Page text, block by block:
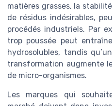
matières grasses, la
de résidus indésirables,
procédés industriels. Par
trop poussée peut
hydrosolubles, tandis
transformation augmente
de micro-organismes.
Les marques qui